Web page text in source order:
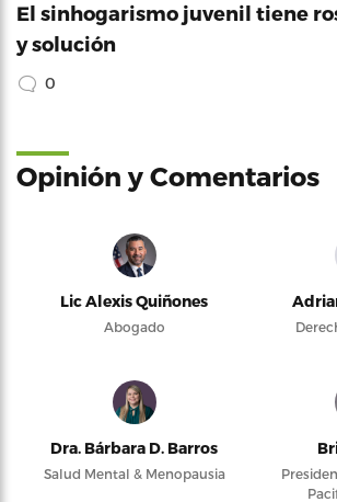
El sinhogarismo juvenil tiene
y solución
0
Opinión y Comentarios
Lic Alexis Quiñones
Abogado
Dra. Bárbara D. Barros
Salud Mental & Menopausia